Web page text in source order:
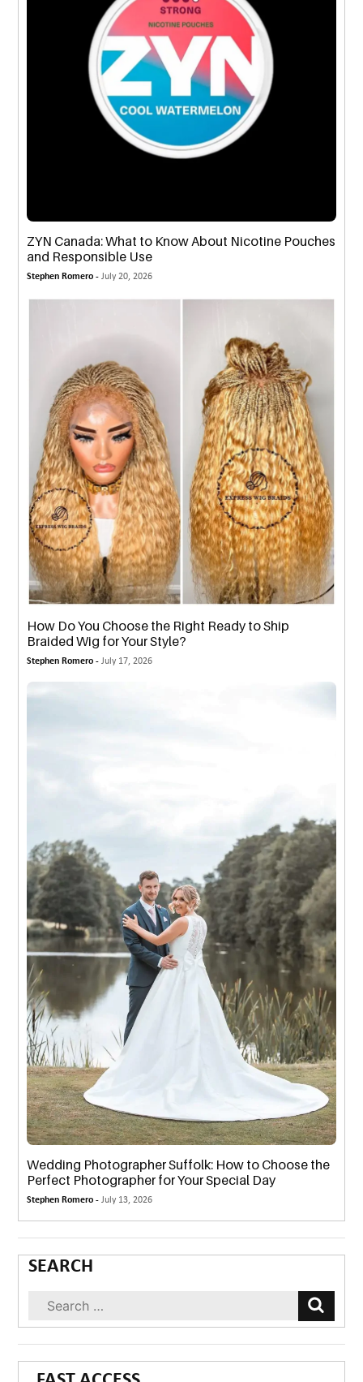
ZYN Canada: What to Know About Nicotine Pouches
and Responsible Use
Stephen Romero -July 20, 2026
How Do You Choose the Right Ready to Ship
Braided Wig for Your Style?
Stephen Romero -July 17, 2026
Wedding Photographer Suffolk: How to Choose the
Perfect Photographer for Your Special Day
Stephen Romero -July 13, 2026
SEARCH